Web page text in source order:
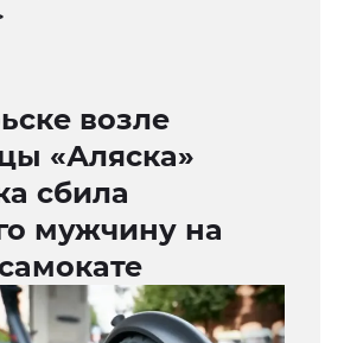
возле
«Аляска»
сбила
мужчину на